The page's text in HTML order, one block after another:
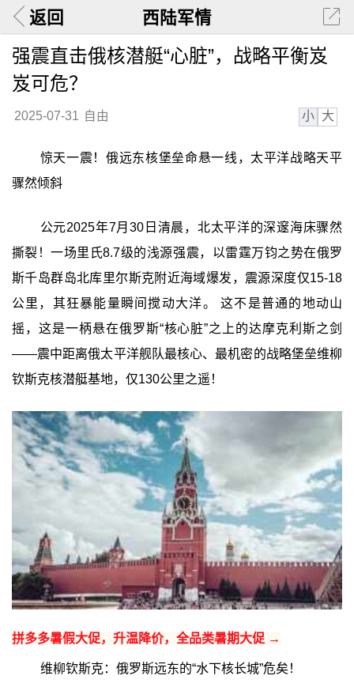
返回 西陆军情
强震直击俄核潜艇“心脏”，战略平衡岌
岌可危？
2025-07-31 自由 小 大
惊天一震！俄远东核堡垒命悬一线，太平洋战略天平
骤然倾斜
公元2025年7月30日清晨，北太平洋的深邃海床骤然
撕裂！一场里氏8.7级的浅源强震，以雷霆万钧之势在俄罗
斯千岛群岛北库里尔斯克附近海域爆发，震源深度仅15-18
公里，其狂暴能量瞬间搅动大洋。 这不是普通的地动山
摇，这是一柄悬在俄罗斯“核心脏”之上的达摩克利斯之剑
——震中距离俄太平洋舰队最核心、最机密的战略堡垒维柳
钦斯克核潜艇基地，仅130公里之遥！
拼多多暑假大促，升温降价，全品类暑期大促 →
维柳钦斯克：俄罗斯远东的“水下核长城”危矣！